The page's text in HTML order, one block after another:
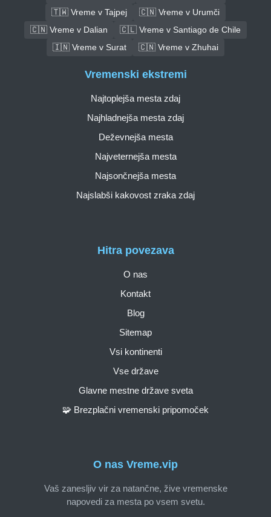
🇹🇼 Vreme v Tajpej
🇨🇳 Vreme v Urumči
🇨🇳 Vreme v Dalian
🇨🇱 Vreme v Santiago de Chile
🇮🇳 Vreme v Surat
🇨🇳 Vreme v Zhuhai
O nas Vreme.vip
Vaš zanesljiv vir za natančne, žive vremenske
napovedi za mesta po vsem svetu.
Hitra povezava
O nas
Kontakt
Blog
Sitemap
Vsi kontinenti
Vse države
Glavne mestne države sveta
🧩 Brezplačni vremenski pripomoček
Vremenski ekstremi
Najtoplejša mesta zdaj
Najhladnejša mesta zdaj
Deževnejša mesta
Najveternejša mesta
Najsončnejša mesta
Najslabši kakovost zraka zdaj